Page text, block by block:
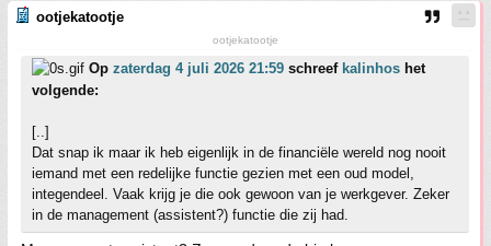
ootjekatootje
ootjekatootje
Op zaterdag 4 juli 2026 21:59 schreef kalinhos het
volgende:
[..]
Dat snap ik maar ik heb eigenlijk in de financiële wereld nog nooit
iemand met een redelijke functie gezien met een oud model,
integendeel. Vaak krijg je die ook gewoon van je werkgever. Zeker
in de management (assistent?) functie die zij had.